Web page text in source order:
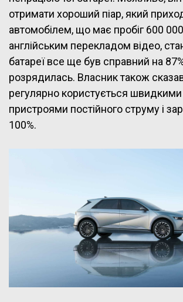
отримати хороший піар, який
автомобілем, що має пробіг 600
англійським перекладом відео,
батареї все ще був справний на
розрядилась. Власник також
регулярно користується
пристроями постійного струму і
100%.